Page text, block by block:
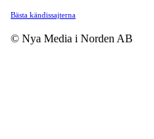
Bästa kändissajterna
© Nya Media i Norden AB